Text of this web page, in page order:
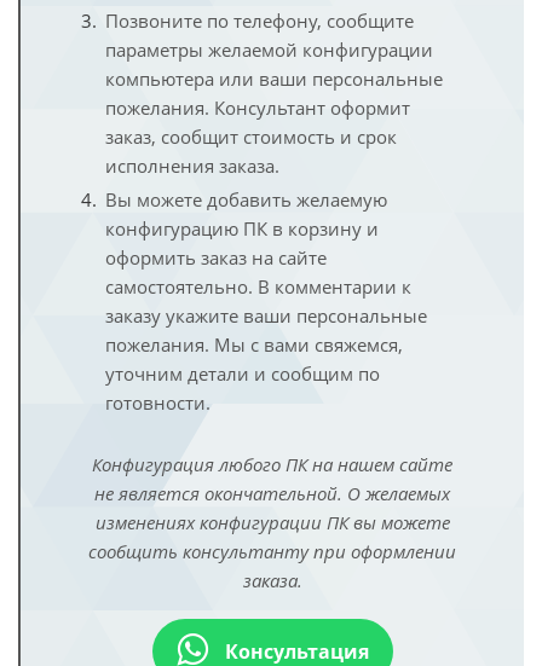
Позвоните по телефону, сообщите
параметры желаемой конфигурации
компьютера или ваши персональные
пожелания. Консультант оформит
заказ, сообщит стоимость и срок
исполнения заказа.
Вы можете добавить желаемую
конфигурацию ПК в корзину и
оформить заказ на сайте
самостоятельно. В комментарии к
заказу укажите ваши персональные
пожелания. Мы с вами свяжемся,
уточним детали и сообщим по
готовности.
Конфигурация любого ПК на нашем сайте
не является окончательной. О желаемых
изменениях конфигурации ПК вы можете
сообщить консультанту при оформлении
заказа.
Консультация